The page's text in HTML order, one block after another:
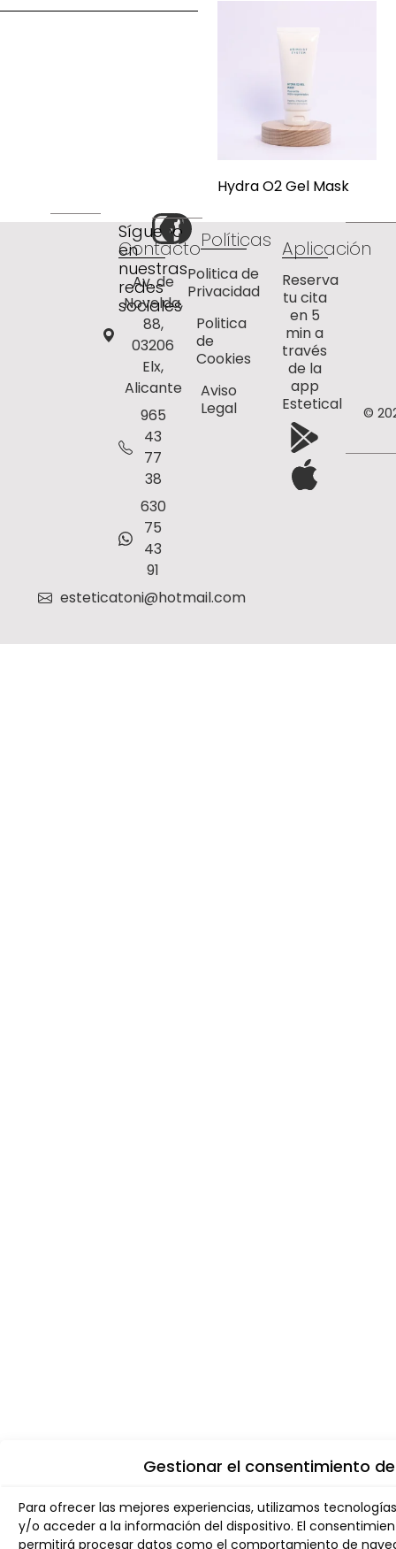
Gestionar el consentimiento
Para ofrecer las mejores experiencias, utilizamos
y/o acceder a la información del dispositivo. El
permitirá procesar datos como el comportamiento de
Hydra O2 Gel Mask
Síguenos
en
nuestras
redes
sociales
Contacto
Av. de
Novelda,
88,
03206
Elx,
Alicante
965
43
77
38
630
75
43
91
esteticatoni@hotmail.com
Políticas
Politica de
Privacidad
Politica
de
Cookies
Aviso
Legal
Aplicación
Reserva
tu cita
en 5
min a
través
de la
app
Estetical
©